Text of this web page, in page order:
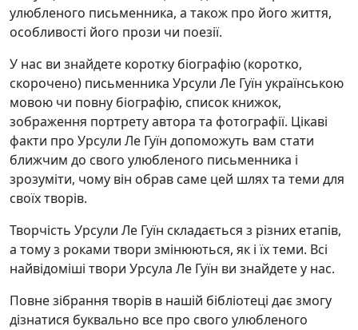
улюбленого письменника, а також про його життя,
особливості його прози чи поезії.
У нас ви знайдете коротку біографію (коротко,
скорочено) письменника Урсули Ле Гуїн українською
мовою чи повну біографію, список книжок,
зображення портрету автора та фотографії. Цікаві
факти про Урсули Ле Гуїн допоможуть вам стати
ближчим до свого улюбленого письменника і
зрозуміти, чому він обрав саме цей шлях та теми для
своїх творів.
Творчість Урсули Ле Гуїн складається з різних етапів,
а тому з роками твори змінюються, як і їх теми. Всі
найвідоміші твори Урсула Ле Гуїн ви знайдете у нас.
Повне зібрання творів в нашій бібліотеці дає змогу
дізнатися буквально все про свого улюбленого